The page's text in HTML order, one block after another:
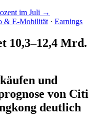
im Juli →
& E-Mobilität · Earnings
10,3–12,4 Mrd.
und
von Citi
deutlich